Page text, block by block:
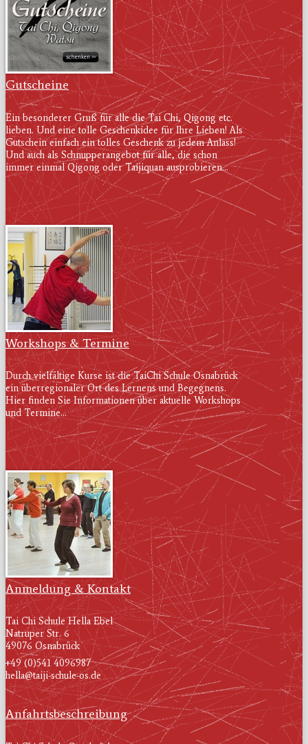
Gutscheine
Ein besonderer Gruß für alle die Tai Chi, Qigong etc.
lieben. Und eine tolle Geschenkidee für Ihre Lieben! Als
Gutschein einfach ein tolles Geschenk zu jedem Anlass!
Und auch als Schnupperangebot für alle, die schon
immer einmal Qigong oder Taijiquan ausprobieren...
Workshops & Termine
Durch vielfältige Kurse ist die TaiChi Schule Osnabrück
ein überregionaler Ort des Lernens und Begegnens.
Hier finden Sie Informationen über aktuelle Workshops
und Termine...
Anmeldung & Kontakt
Tai Chi Schule Hella Ebel
Natruper Str. 6
49076 Osnabrück
+49 (0)541 4096987
hella@taiji-schule-os.de
Anfahrtsbeschreibung